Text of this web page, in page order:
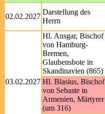
02.02.2027
Darstellung des
Herrn
03.02.2027
Hl. Ansgar, Bischof
von Hamburg-
Bremen,
Glaubensbote in
Skandinavien (865)
Hl. Blasius, Bischof
von Sebaste in
Armenien, Märtyrer
(um 316)